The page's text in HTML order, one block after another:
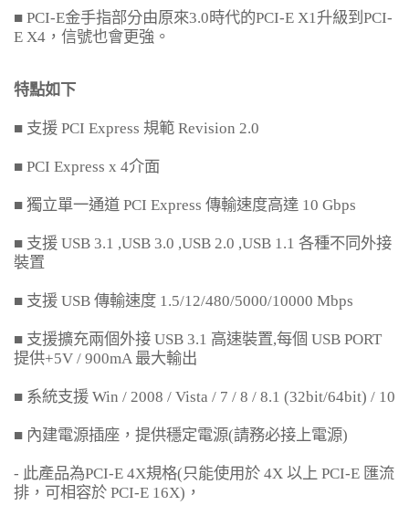
■ PCI-E金手指部分由原來3.0時代的PCI-E X1升級到 PCI-
E X4 ，信號也會更強。
特點如下
■ 支援 PCI Express 規範 Revision 2.0
■ PCI Express x 4介面
■ 獨立單一通道 PCI Express 傳輸速度高達 10 Gbps
■ 支援 USB 3.1 ,USB 3.0 ,USB 2.0 ,USB 1.1 各種不同外接
裝置
■ 支援 USB 傳輸速度 1.5/12/480/5000/10000 Mbps
■ 支援擴充兩個外接 USB 3.1 高速裝置,每個 USB PORT
提供+5V / 900mA 最大輸出
■ 系統支援 Win / 2008 / Vista / 7 / 8 / 8.1 (32bit/64bit) / 10
■ 內建電源插座，提供穩定電源(請務必接上電源)
- 此產品為PCI-E 4X規格(只能使用於 4X 以上 PCI-E 匯流
排，可相容於 PCI-E 16X) ，